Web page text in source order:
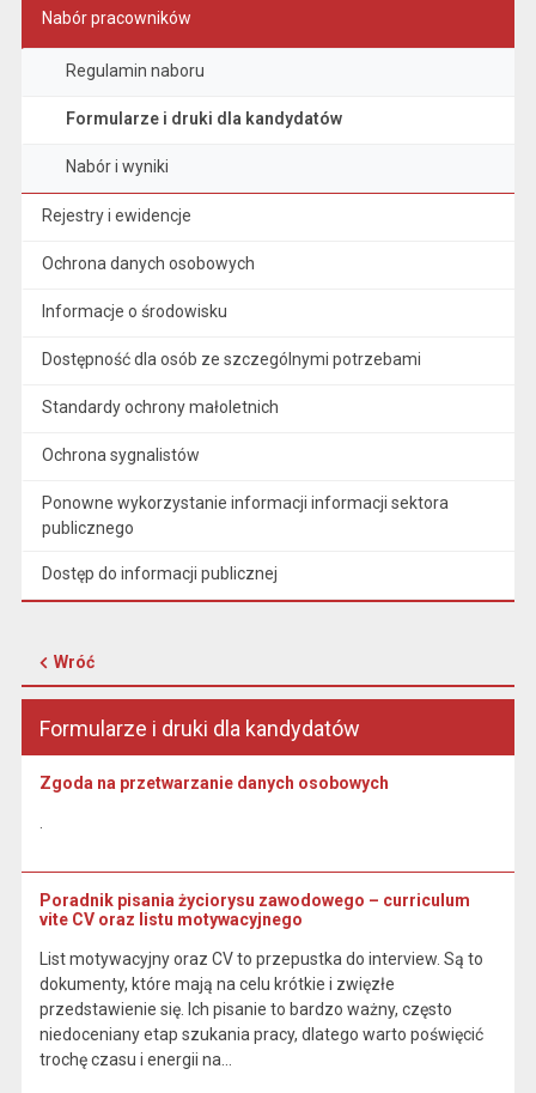
Nabór pracowników
Regulamin naboru
Formularze i druki dla kandydatów
Nabór i wyniki
Rejestry i ewidencje
Ochrona danych osobowych
Informacje o środowisku
Dostępność dla osób ze szczególnymi potrzebami
Standardy ochrony małoletnich
Ochrona sygnalistów
Ponowne wykorzystanie informacji informacji sektora
publicznego
Dostęp do informacji publicznej
Wróć
Formularze i druki dla kandydatów
Zgoda na przetwarzanie danych osobowych
Poradnik pisania życiorysu zawodowego – curriculum
vite CV oraz listu motywacyjnego
List motywacyjny oraz CV to przepustka do interview. Są to
dokumenty, które mają na celu krótkie i zwięzłe
przedstawienie się. Ich pisanie to bardzo ważny, często
niedoceniany etap szukania pracy, dlatego warto poświęcić
trochę czasu i energii na…